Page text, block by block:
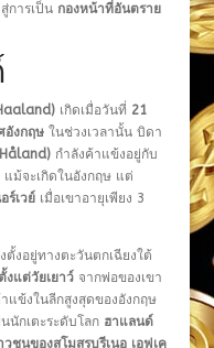
การเป็น กองหน้าที่อันตราย
เกิดเมื่อวันที่ 21
อังกฤษในช่วงเวลานั้น บิดา
กำลังค้าแข้งอยู่กับ
ม้จะเกิดในอังกฤษ แต่
ร์เวย์เมื่อเขาอายุเพียง 3
งอยู่ทางตะวันตกเฉียงใต้
แต่วัยเยาว์จากพ่อของเขา
แข้งในลีกสูงสุดของอังกฤษ
นักเตะระดับโลก ฮาแลนด์
ชนของสโมสรบรีเนอ เอฟเค